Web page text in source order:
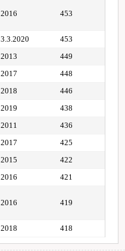
2016 453
3.3.2020
453
2013
449
2017
448
2018
446
2019
438
2011
436
2017
425
2015
422
2016 421
2016 419
2018 418